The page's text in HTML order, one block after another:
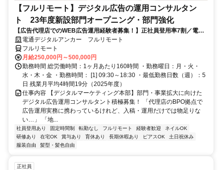
【フルリモート】デジタル広告の運用コンサルタン
ト 23年度新設部門オープニング・部門強化
【広告代理店でのWEB広告運用経験者募集！】正社員登用率7割／電通
G／全国×完全在宅／年休126日・土日祝休み／残業月平均4時間19分
電通デジタルアンカー フルリモート
フルリモート
月給250,000円～500,000円
勤務時間 総労働時間：1ヶ月あたり160時間 ・勤務曜日：月・火・
水・木・金 ・勤務時間： [1] 09:30～18:30 ・最低勤務日数（週）：5
日 残業月平均4時間19分（2025年度）
仕事内容 【デジタルマーケティング本部】部門・事業拡大に向けた
デジタル広告運用コンサルタント積極募集！ 「代理店のBPO拠点で
広告運用実務に携わっているけれど、入稿・運用だけでは物足りな
い…」 「地...
社員登用あり 固定時間制 転勤なし フルリモート 経験者歓迎
ネイルOK
研修あり
在宅OK 賞与あり 育休あり 長期休暇あり ピアスOK
土日祝休み
服装自由
髪型・髪色自由
正社員